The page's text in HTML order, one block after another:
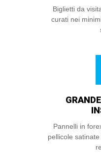
Biglietti da
curati nei
Pannelli in
pellicole